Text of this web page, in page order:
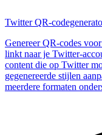
Twitter QR-
Genereer QR-codes
linkt naar je Twitter-
content die op Twitter
gegenereerde stijlen
meerdere formaten